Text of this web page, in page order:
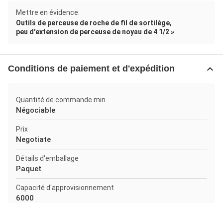
Mettre en évidence:
Outils de perceuse de roche de fil de sortilège,
peu d'extension de perceuse de noyau de 4 1/2 »
Conditions de paiement et d'expédition
Quantité de commande min
Négociable
Prix
Negotiate
Détails d'emballage
Paquet
Capacité d'approvisionnement
6000